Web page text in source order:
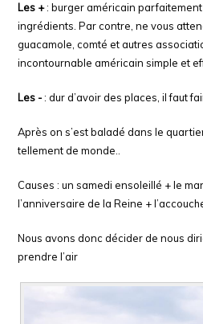
Les +: burger américain
ingrédients. Par contre, ne vous
guacamole, comté et autres
incontournable américain simple et
Les -: dur d’avoir des places, il faut
Après on s’est baladé dans le
tellement de monde..
Causes : un samedi ensoleillé + le
l’anniversaire de la Reine +
Nous avons donc décider de nous
prendre l’air